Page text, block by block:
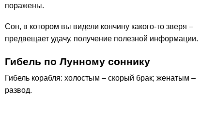
поражены.
Сон, в котором вы видели кончину какого-то зверя –
предвещает удачу, получение полезной информации.
Гибель по Лунному соннику
Гибель корабля: холостым – скорый брак; женатым –
развод.